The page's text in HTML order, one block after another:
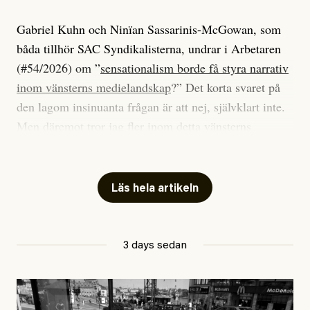
Gabriel Kuhn och Ninïan Sassarinis-McGowan, som
båda tillhör SAC Syndikalisterna, undrar i Arbetaren
(#54/2026) om ”sensationalism borde få styra narrativ
inom vänsterns medielandskap?” Det korta svaret på
den lagom insinuanta frågan är att nej, självklart inte.
Men däremot tror jag fler inom detta vänsterns
journalistik som vänder sig till många snarare än att
jaga inbördes beundran. Det har i alla fall fungerat för
McGowan riktar sin kritik mot.
Läs hela artikeln
3 days sedan